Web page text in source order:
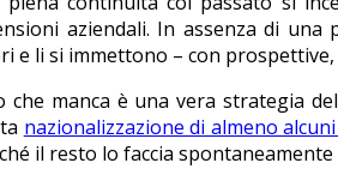
aziendali. In assenza di
e li si immettono – con
che manca è una vera strategia
nazionalizzazione di almeno
il resto lo faccia